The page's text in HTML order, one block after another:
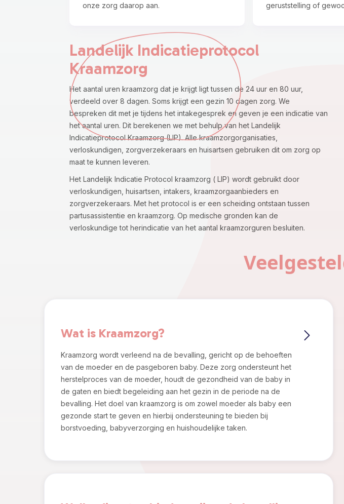
onze zorg daarop aan.
geruststelling of
Landelijk Indicatieprotocol
Kraamzorg
Het aantal uren kraamzorg dat je krijgt ligt tussen de 24 uur en 80 uur,
verdeeld over 8 dagen. Soms krijgt een gezin 10 dagen zorg. We
bespreken dit met je tijdens het intakegesprek en geven je een indicatie van
het aantal uren. Dit berekenen we met behulp van het Landelijk
Indicatieprotocol Kraamzorg (LIP). Alle kraamzorgorganisaties,
verloskundigen, zorgverzekeraars en huisartsen gebruiken dit om zorg op
maat te kunnen leveren.
Het Landelijk Indicatie Protocol kraamzorg ( LIP) wordt gebruikt door
verloskundigen, huisartsen, intakers, kraamzorgaanbieders en
zorgverzekeraars. Met het protocol is er een scheiding ontstaan tussen
partusassistentie en kraamzorg. Op medische gronden kan de
verloskundige tot herindicatie van het aantal kraamzorguren besluiten.
Wat is Kraamzorg?
Kraamzorg wordt verleend na de bevalling, gericht op de behoeften
van de moeder en de pasgeboren baby. Deze zorg ondersteunt het
herstelproces van de moeder, houdt de gezondheid van de baby in
de gaten en biedt begeleiding aan het gezin in de periode na de
bevalling. Het doel van kraamzorg is om zowel moeder als baby een
gezonde start te geven en hierbij ondersteuning te bieden bij
borstvoeding, babyverzorging en huishoudelijke taken.